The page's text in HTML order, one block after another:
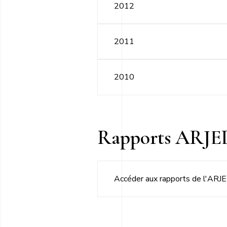
2012
2011
2010
Rapports
Accéder aux rapports de